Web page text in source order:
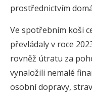
prostřednictvím
Ve spotřebním koši
převládaly v roce
rovněž útratu za
vynaložili nemalé
osobní dopravy,